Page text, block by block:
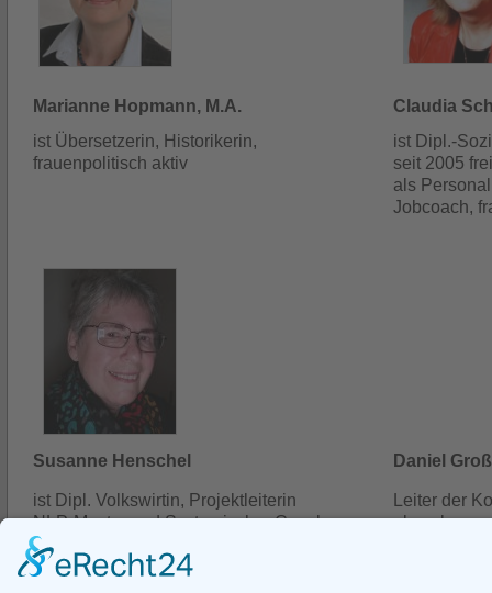
Marianne Hopmann, M.A.
ist Übersetzerin, Historikerin,
frauenpolitisch aktiv
Claudia
ist Dipl.-
seit 2005
als
Jobcoach,
Susanne Henschel Daniel
ist Dipl. Volkswirtin, Projektleiterin
NLP-Master und Systemischer Coach.
Heute in Rente und ehrenamtlich unterwegs.
Leiter der
als